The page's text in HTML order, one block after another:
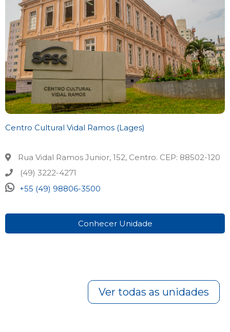
Centro Cultural Vidal Ramos (Lages)
Rua Vidal Ramos Junior, 152, Centro. CEP: 88502-120
(49) 3222-4271
+55 (49) 98806-3500
Conhecer Unidade
Ver todas as unidades